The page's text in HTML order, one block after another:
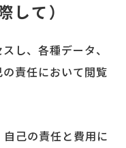
して）
し、各種データ、
責任において閲覧
己の責任と費用に